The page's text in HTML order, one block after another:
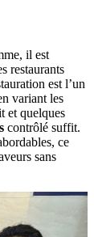
il est
restaurants
est l’un
variant les
et quelques
contrôlé suffit.
ce
sans